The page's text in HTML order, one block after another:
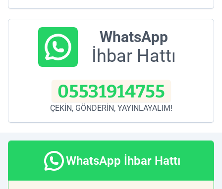
WhatsApp
İhbar Hattı
05531914755
ÇEKİN, GÖNDERİN, YAYINLAYALIM!
WhatsApp İhbar Hattı